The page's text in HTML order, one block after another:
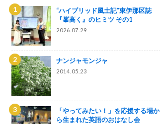
“ハイブリッド風土記”東伊那区誌
『峯高く』のヒミツ その1
2026.07.29
ナンジャモンジャ
2014.05.23
「やってみたい！」を応援する場か
ら生まれた英語のおはなし会